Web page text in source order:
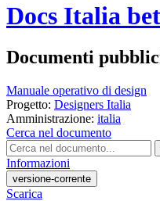
Docs Italia
Documenti
Manuale operativo di design
Progetto: Designers Italia
Amministrazione: italia
Cerca nel documento
Informazioni
versione-corrente
Scarica